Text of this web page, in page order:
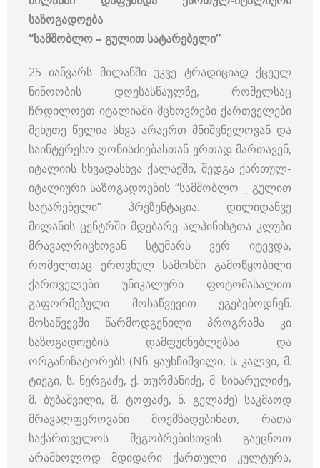
საზოგადოება
“სამშობლო – გულით სატარებელი”
25 იანვარს მილანში უკვე ტრადიციად ქცეულ
ნინოობის დღესასწაულზე, რომელსაც
ჩრდილოეთ იტალიაში მცხოვრები ქართველები
მეხუთე წელია სხვა არაერთ მნიშვნელოვან და
საინტერესო ღონისძიებასთან ერთად მართავენ,
იტალიის სხვადასხვა ქალაქში, შედგა ქართულ-
იტალიური საზოგადოების “სამშობლო _ გულით
სატარებელი” პრეზენტაცია. დილიდანვე
მილანის ცენტრში მდებარე ალპინისტთა კლუბი
მრავალრიცხოვან სტუმარს ვერ იტევდა,
რომელთაც ეროვნულ სამოსში გამოწყობილი
ქართველები უნიკალური ფოტომასალით
გაფორმებული მოსაწვევით ეგებებოდნენ.
მოსაწვევში წარმოდგენილი პროგრამა კი
საზოგადოების დამფუძნებლებსა და
ორგანიზატორებს (Nნ. ყაუხჩიშვილი, ს. კალვი, მ.
ტიეგი, ს. ნერგაძე, ქ. თურმანიძე, მ. სიხარულიძე,
მ. ბუბაშვილი, მ. ტოფაძე, ნ. გელაძე) საკმაოდ
მრავალფეროვანი მოემზადებინათ, რათა
საქართველოს მეგობრებისთვის გაეცნოთ
არამხოლოდ მდიდარი ქართული კულტურა,